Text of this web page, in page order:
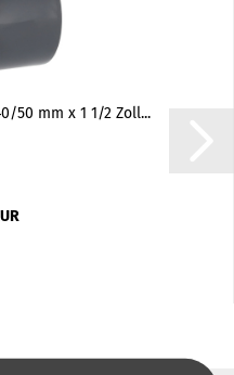
50 mm x 1 1/2 Zoll...